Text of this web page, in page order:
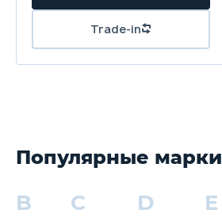
Популярные марки
B C D E